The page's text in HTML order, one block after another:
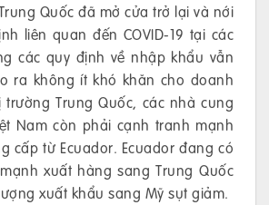
Quốc đã mở cửa trở lại và nới
liên quan đến COVID-19 tại các
các quy định về nhập khẩu vẫn
ra không ít khó khăn cho doanh
trường Trung Quốc, các nhà cung
Nam còn phải cạnh tranh mạnh
cấp từ Ecuador. Ecuador đang có
xuất hàng sang Trung Quốc
xuất khẩu sang Mỹ sụt giảm.